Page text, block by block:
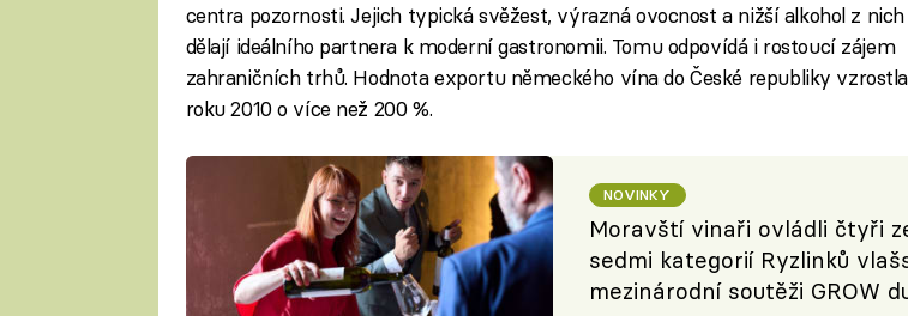
centra pozornosti. Jejich typická svěžest, výrazná ovocnost a nižší alkohol z nich
dělají ideálního partnera k moderní gastronomii. Tomu odpovídá i rostoucí zájem
zahraničních trhů. Hodnota exportu německého vína do České republiky
roku 2010 o více než 200 %.
NOVINKY
Moravští vinaři ovládli čtyři
sedmi kategorií Ryzlinků
mezinárodní soutěži GROW